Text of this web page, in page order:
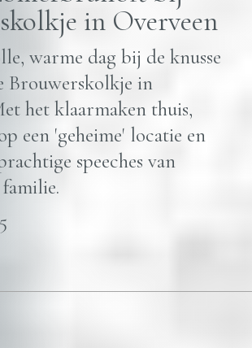
in Overveen
warme dag bij de knusse
Brouwerskolkje in
het klaarmaken thuis,
een 'geheime' locatie en
speeches van